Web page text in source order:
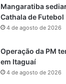
Mangaratiba
Cathala de Futebol
4 de agosto de 2026
Operação da PM
em Itaguaí
4 de agosto de 2026